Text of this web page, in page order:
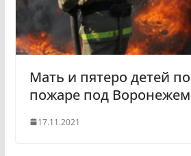
i
k
i
Мать и пятеро детей
пожаре под
17.11.2021